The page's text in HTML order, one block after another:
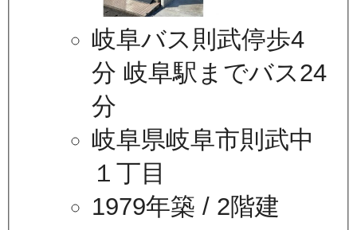
岐阜バス則武停歩4
分 岐阜駅までバス24
分
岐阜県岐阜市則武中
１丁目
1979年築 / 2階建